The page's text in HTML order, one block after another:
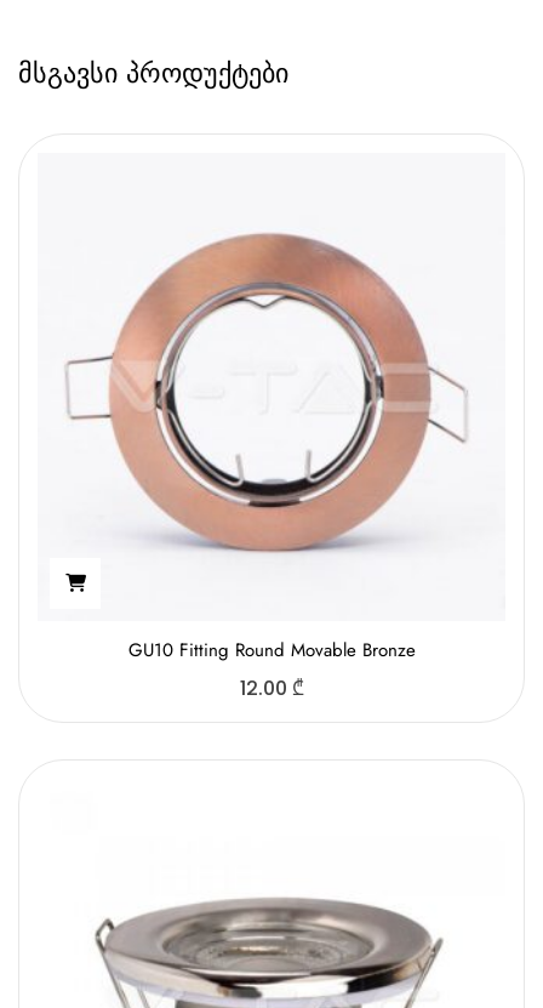
მსგავსი პროდუქტები
GU10 Fitting Round Movable Bronze
12.00 ₾